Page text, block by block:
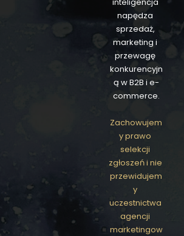
napędza
sprzedaż,
marketing i
przewagę
konkurencyjn
ą w B2B i e-
commerce.
Zachowujem
y prawo
selekcji
zgłoszeń i nie
przewidujem
y
uczestnictwa
agencji
marketingow